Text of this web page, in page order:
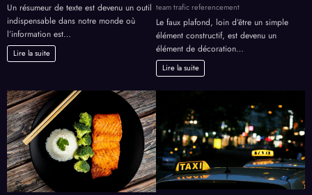
Un résumeur de texte est devenu un outil
indispensable dans notre monde où
l’information est…
Lire la suite
team trafic referencement
Le faux plafond, loin d’être un simple
élément constructif, est devenu un
élément de décoration…
Lire la suite